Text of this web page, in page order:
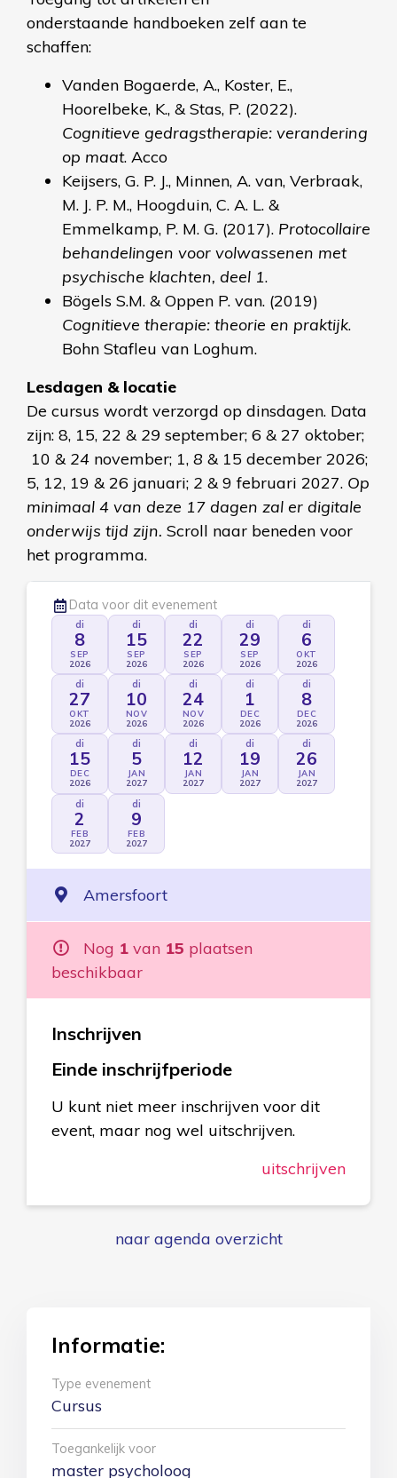
onderstaande handboeken zelf aan te
schaffen:
Vanden Bogaerde, A., Koster, E.,
Hoorelbeke, K., & Stas, P. (2022).
Cognitieve gedragstherapie: verandering
op maat. Acco
Keijsers, G. P. J., Minnen, A. van, Verbraak,
M. J. P. M., Hoogduin, C. A. L. &
Emmelkamp, P. M. G. (2017). Protocollaire
behandelingen voor volwassenen met
psychische klachten, deel 1.
Bögels S.M. & Oppen P. van. (2019)
Cognitieve therapie: theorie en praktijk.
Bohn Stafleu van Loghum.
Lesdagen & locatie
De cursus wordt verzorgd op dinsdagen. Data
zijn: 8, 15, 22 & 29 september; 6 & 27 oktober;
10 & 24 november; 1, 8 & 15 december 2026;
5, 12, 19 & 26 januari; 2 & 9 februari 2027. Op
minimaal 4 van deze 17 dagen zal er digitale
onderwijs tijd zijn. Scroll naar beneden voor
het programma.
Data voor dit evenement
di
8
SEP
2026
di
15
SEP
2026
di
22
SEP
2026
di
29
SEP
2026
di
6
OKT
2026
di
27
OKT
2026
di
10
NOV
2026
di
24
NOV
2026
di
1
DEC
2026
di
8
DEC
2026
di
15
DEC
2026
di
5
JAN
2027
di
12
JAN
2027
di
19
JAN
2027
di
26
JAN
2027
di
2
FEB
2027
di
9
FEB
2027
Amersfoort
Nog 1van 15 plaatsen
beschikbaar
Inschrijven
Einde inschrijfperiode
U kunt niet meer inschrijven voor dit
event, maar nog wel uitschrijven.
uitschrijven
naar agenda overzicht
Informatie:
Type evenement
Cursus
Toegankelijk voor
master psycholoog